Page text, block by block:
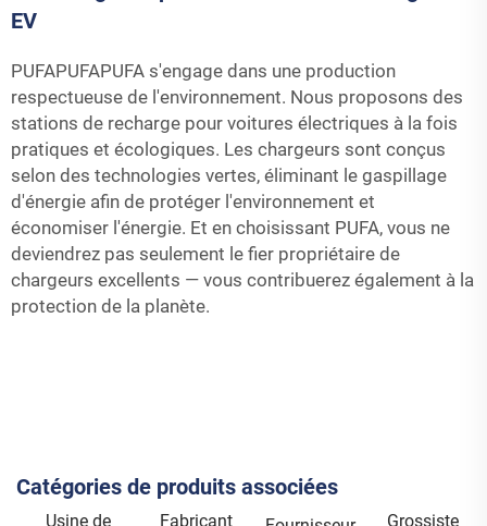
EV
PUFAPUFAPUFA s'engage dans une production
respectueuse de l'environnement. Nous proposons des
stations de recharge pour voitures électriques à la fois
pratiques et écologiques. Les chargeurs sont conçus
selon des technologies vertes, éliminant le gaspillage
d'énergie afin de protéger l'environnement et
économiser l'énergie. Et en choisissant PUFA, vous ne
deviendrez pas seulement le fier propriétaire de
chargeurs excellents — vous contribuerez également à la
protection de la planète.
Catégories de produits associées
Usine de
Fabricant
Grossiste